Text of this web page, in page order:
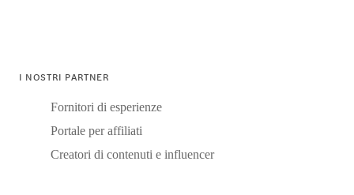
I NOSTRI PARTNER
Fornitori di esperienze
Portale per affiliati
Creatori di contenuti e influencer